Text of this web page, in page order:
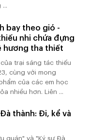
...
bay theo gió -
nhi chứa đựng
hương tha thiết
trại sáng tác thiếu
cùng với mong
của các em học
nhiều hơn. Liên ...
thành: Đi, kể và
quán" và "Ký sự Đà